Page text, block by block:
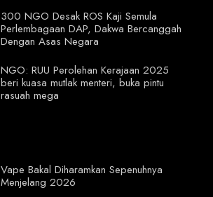
300 NGO Desak ROS Kaji Semula
Perlembagaan DAP, Dakwa Bercanggah
Dengan Asas Negara
NGO: RUU Perolehan Kerajaan 2025
beri kuasa mutlak menteri, buka pintu
rasuah mega
Vape Bakal Diharamkan Sepenuhnya
Menjelang 2026